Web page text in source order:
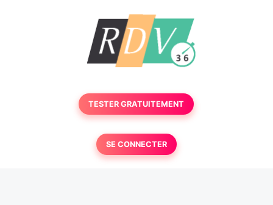
TESTER GRATUITEMENT
SE CONNECTER